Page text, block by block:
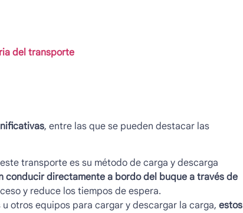
del transporte
, entre las que se pueden destacar las
transporte es su método de carga y descarga
conducir directamente a bordo del buque a través de
y reduce los tiempos de espera.
otros equipos para cargar y descargar la carga, estos